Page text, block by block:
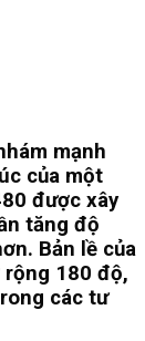
mạnh
của một
được xây
tăng độ
Bản lề của
180 độ,
các tư